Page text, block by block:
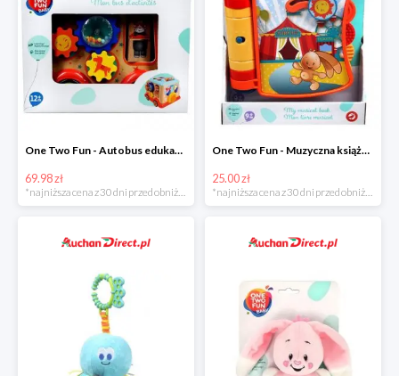
One Two Fun - Autobus edukacyjny w super cenie
69.98 zł
*najniższa cena z 30 dni przed obniżką
One Two Fun - Muzyczna książeczka w super cenie
25.00 zł
*najniższa cena z 30 dni przed obniżką